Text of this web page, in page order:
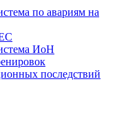
по авариям на
ИоН
последствий